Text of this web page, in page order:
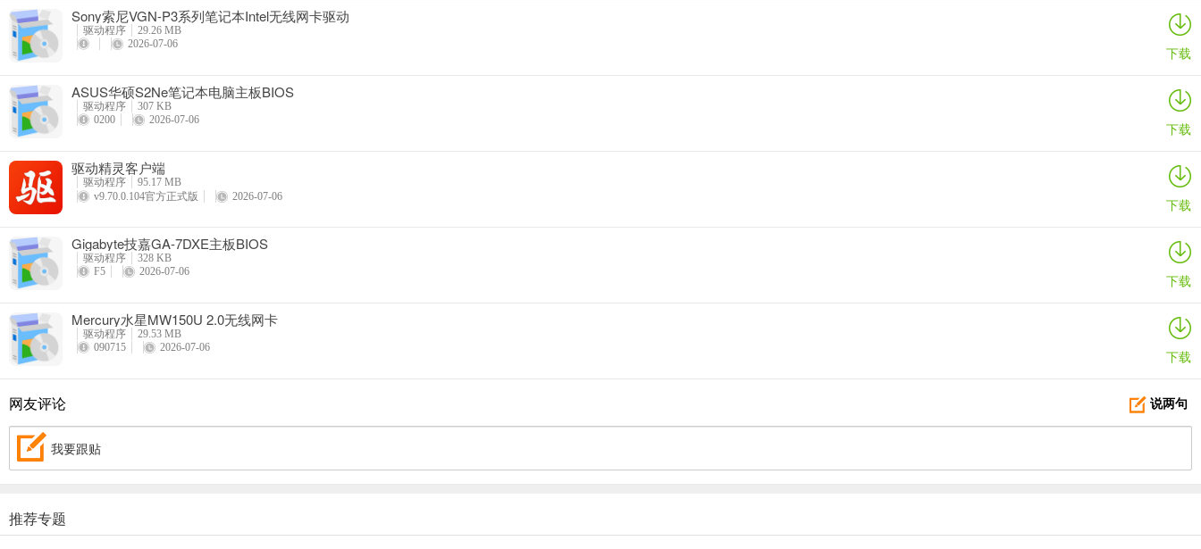
Sony索尼VGN-P3系列笔记本Intel无线网卡驱动
驱动程序
29.26 MB
2026-07-06
下载
ASUS华硕S2Ne笔记本电脑主板BIOS
驱动程序
307 KB
0200
2026-07-06 下载
驱动精灵客户端
驱动程序
95.17 MB
v9.70.0.104官方正式版
2026-07-06 下载
Gigabyte技嘉GA-7DXE主板BIOS
驱动程序
328 KB
F5
2026-07-06 下载
Mercury水星MW150U 2.0无线网卡
驱动程序
29.53 MB
090715
2026-07-06 下载
说两句
网友评论
我要跟贴
推荐专题